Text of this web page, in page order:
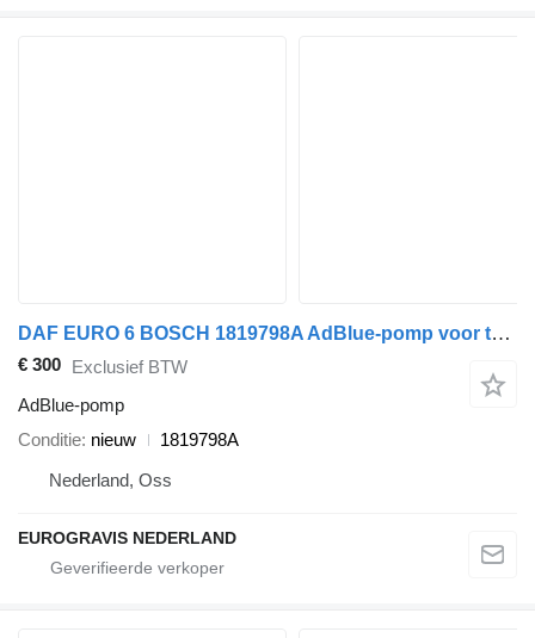
DAF EURO 6 BOSCH 1819798A AdBlue-pomp voor trekker
€ 300 Exclusief BTW
AdBlue-pomp
Conditie nieuw
1819798A
Nederland, Oss
EUROGRAVIS NEDERLAND